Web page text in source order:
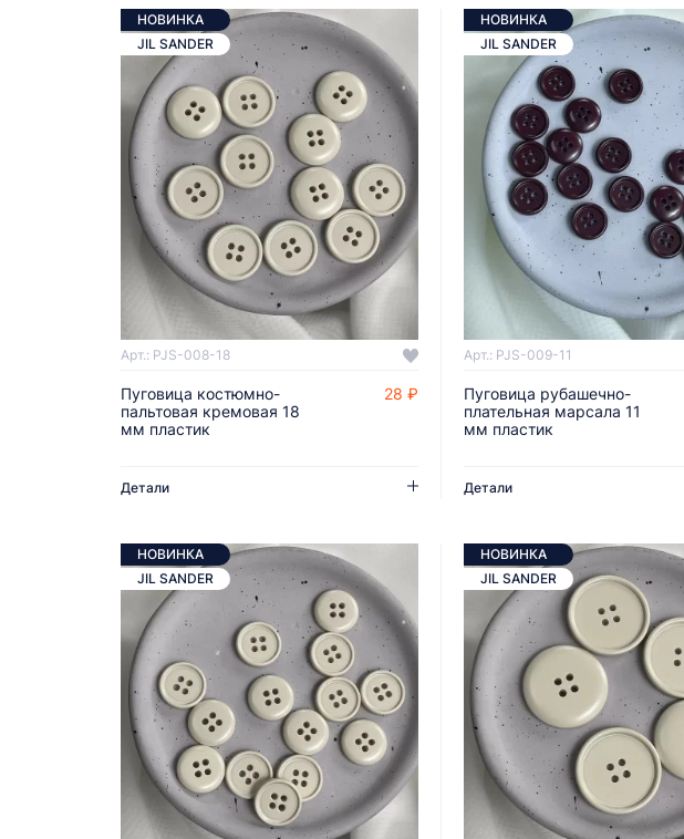
ДОБАВИТЬ В КОРЗИНУ
НОВИНКА
JIL SANDER
Арт.: PJS-008-18
Пуговица костюмно-
пальтовая кремовая 18
мм пластик
28 ₽
Детали
ДОБАВИТЬ В КОРЗИНУ
НОВИНКА
JIL SANDER
Арт.: PJS-009-11
Пуговица рубашечно-
плательная марсала 11
мм пластик
Детали
НОВИНКА
JIL SANDER
НОВИНКА
JIL SANDER